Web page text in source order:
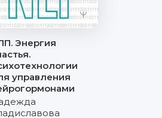
Энергия
управления